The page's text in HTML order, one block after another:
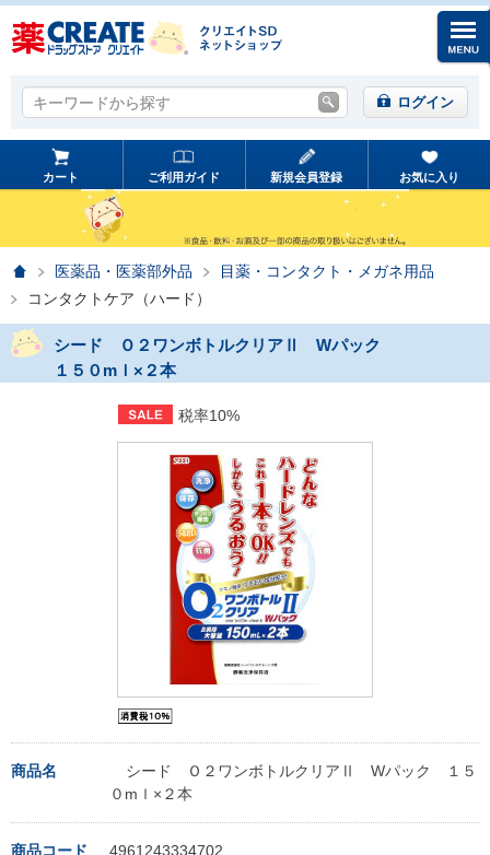
キーワードから探す
キーワードから探す ログイン
カート ご利用ガイド 新規会員登録 お気に入り
ホーム医薬品・医薬部外品
目薬・コンタクト・メガネ用品
コンタクトケア（ハード）
シード Ｏ２ワンボトルクリアⅡ Wパック
１５０mｌ×２本
税率10%
商品名
シード Ｏ２ワンボトルクリアⅡ Wパック １５
０mｌ×２本
商品コード 4961243334702